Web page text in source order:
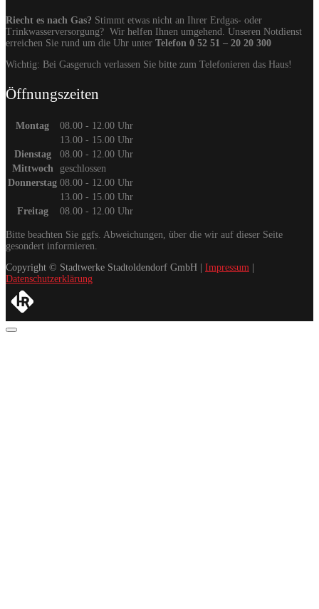
Riecht es nach Gas? Stimmt etwas nicht an Ihrer Erdgas- oder
Trinkwasserversorgung? Wir helfen Ihnen umgehend. Unseren Notdienst
erreichen Sie rund um die Uhr unter Telefon 0 52 51 – 20 20 300
Wichtig: Bei Gasgeruch verlassen Sie bitte zum Telefonieren das Haus!
Öffnungszeiten
Montag
08.00 - 12.00 Uhr
13.00 - 15.00 Uhr
Dienstag
08.00 - 12.00 Uhr
Mittwoch
geschlossen
Donnerstag 08.00 - 12.00 Uhr
13.00 - 15.00 Uhr
Freitag
08.00 - 12.00 Uhr
Bitte beachten Sie ggfs. Abweichungen, über die wir auf dieser Seite
gesondert informieren.
Copyright © Stadtwerke Stadtoldendorf GmbH | Impressum |
Datenschutzerklärung